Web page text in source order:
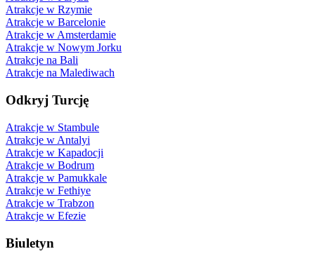
Atrakcje w Rzymie
Atrakcje w Barcelonie
Atrakcje w Amsterdamie
Atrakcje w Nowym Jorku
Atrakcje na Bali
Atrakcje na Malediwach
Odkryj Turcję
Atrakcje w Stambule
Atrakcje w Antalyi
Atrakcje w Kapadocji
Atrakcje w Bodrum
Atrakcje w Pamukkale
Atrakcje w Fethiye
Atrakcje w Trabzon
Atrakcje w Efezie
Biuletyn